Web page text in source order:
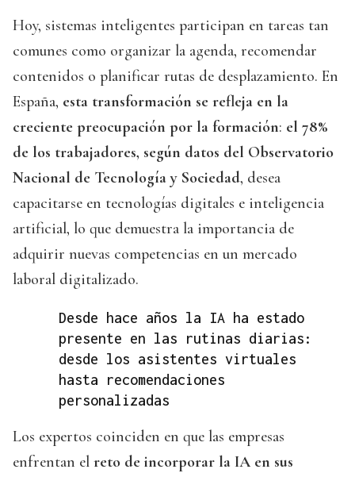
Hoy, sistemas inteligentes participan en tareas tan
comunes como organizar la agenda, recomendar
contenidos o planificar rutas de desplazamiento. En
España, esta transformación se refleja en la
creciente preocupación por la formación: el 78%
de los trabajadores, según datos del Observatorio
Nacional de Tecnología y Sociedad, desea
capacitarse en tecnologías digitales e inteligencia
artificial, lo que demuestra la importancia de
adquirir nuevas competencias en un mercado
laboral digitalizado.
Desde hace años la IA ha estado
presente en las rutinas diarias:
desde los asistentes virtuales
hasta recomendaciones
personalizadas
Los expertos coinciden en que las empresas
enfrentan el reto de incorporar la IA en sus